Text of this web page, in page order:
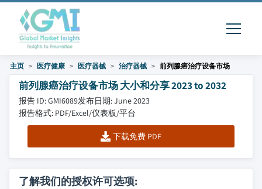
主页 医疗健康 医疗器械 治疗器械 前列腺癌治疗设备市场
前列腺癌治疗设备市场 大小和分享 2023 to 2032
报告 ID: GMI6089发布日期: June 2023
报告格式: PDF/Excel/仪表板/平台
下载免费 PDF
了解我们的授权许可选项: